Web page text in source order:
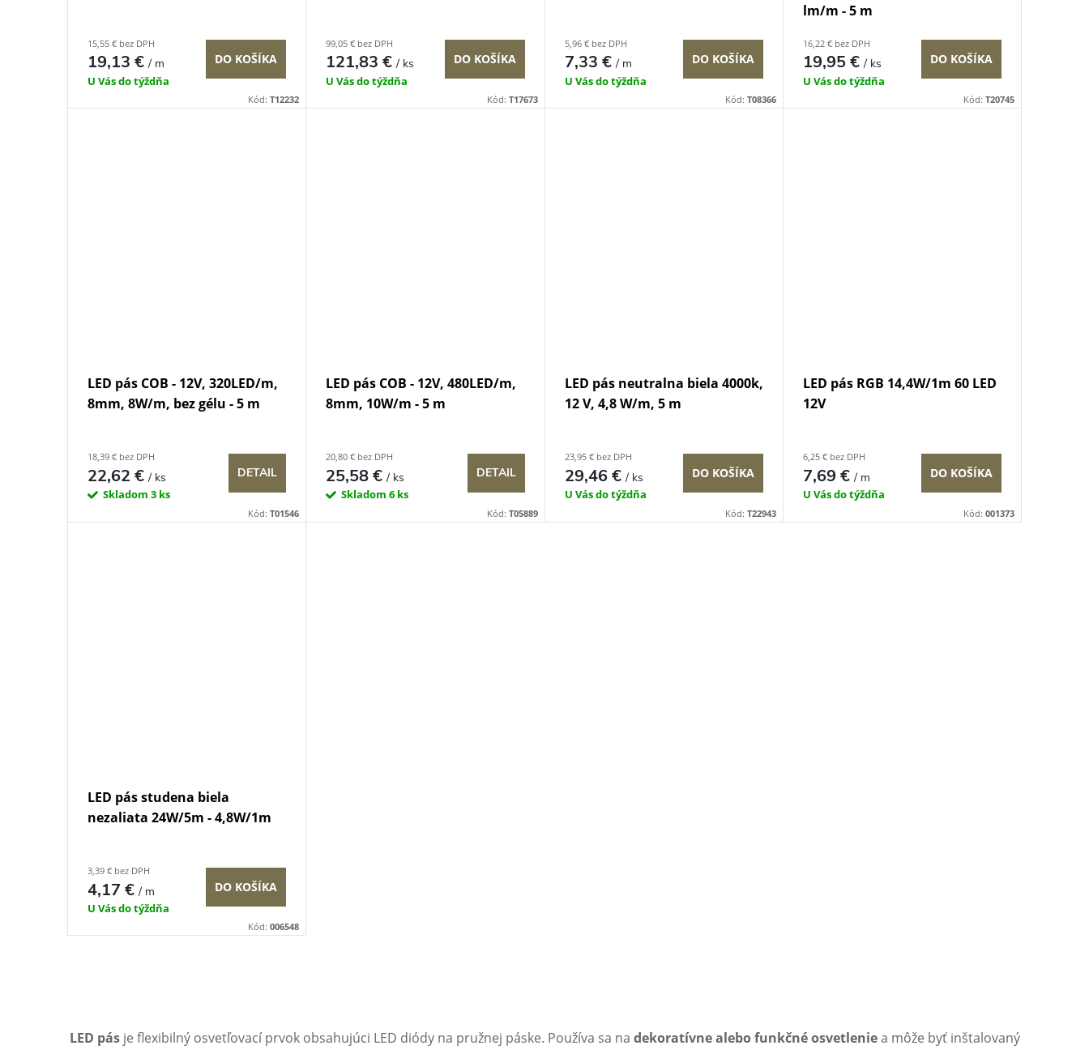
15,55 € bez DPH
19,13 €/ m
U Vás do týždňa
DO KOŠÍKA
Kód:T12232
99,05 € bez DPH
121,83 €/ ks
U Vás do týždňa
DO KOŠÍKA
Kód: T17673
5,96 € bez DPH
7,33 €/ m
U Vás do týždňa
DO KOŠÍKA
Kód: T08366
lm/m - 5 m
16,22 € bez DPH
19,95 €/ ks
U Vás do týždňa
DO KOŠÍKA
Kód: T20745
LED pás COB - 12V, 320LED/m,
8mm, 8W/m, bez gélu - 5 m
18,39 € bez DPH
22,62 €/ ks
Skladom 3 ks
DETAIL
Kód:T01546
LED pás COB - 12V, 480LED/m,
8mm, 10W/m - 5 m
20,80 € bez DPH
25,58 €/ ks
Skladom6 ks
DETAIL
Kód: T05889
LED pás neutralna biela 4000k,
12 V, 4,8 W/m, 5 m
23,95 € bez DPH
29,46 €/ ks
U Vás do týždňa
DO KOŠÍKA
Kód: T22943
LED pás RGB 14,4W/1m 60 LED
12V
6,25 € bez DPH
7,69 €/ m
U Vás do týždňa
DO KOŠÍKA
Kód: 001373
LED pás studena biela
nezaliata 24W/5m - 4,8W/1m
3,39 € bez DPH
4,17 €/ m
U Vás do týždňa
DO KOŠÍKA
Kód:006548
v
LED pásje flexibilný osvetľovací prvok obsahujúci LED diódy na pružnej páske. Používa sa na dekoratívne alebo funkčné osvetleniea môže byť inštalovaný